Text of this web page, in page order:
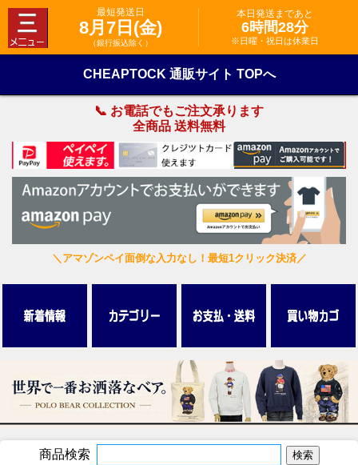
最短発送日
8月7日(金)
（銀行振込除く）
本日発送まであと
6時間28分
※日曜・祝日は休業日
CHEAPTOCK 通販サイト TOPへ
📞 お電話でもご注文承ります
全商品 送料無料
＼アマゾンペイ面倒な入力なし！最短1クリック決済／
商品検索